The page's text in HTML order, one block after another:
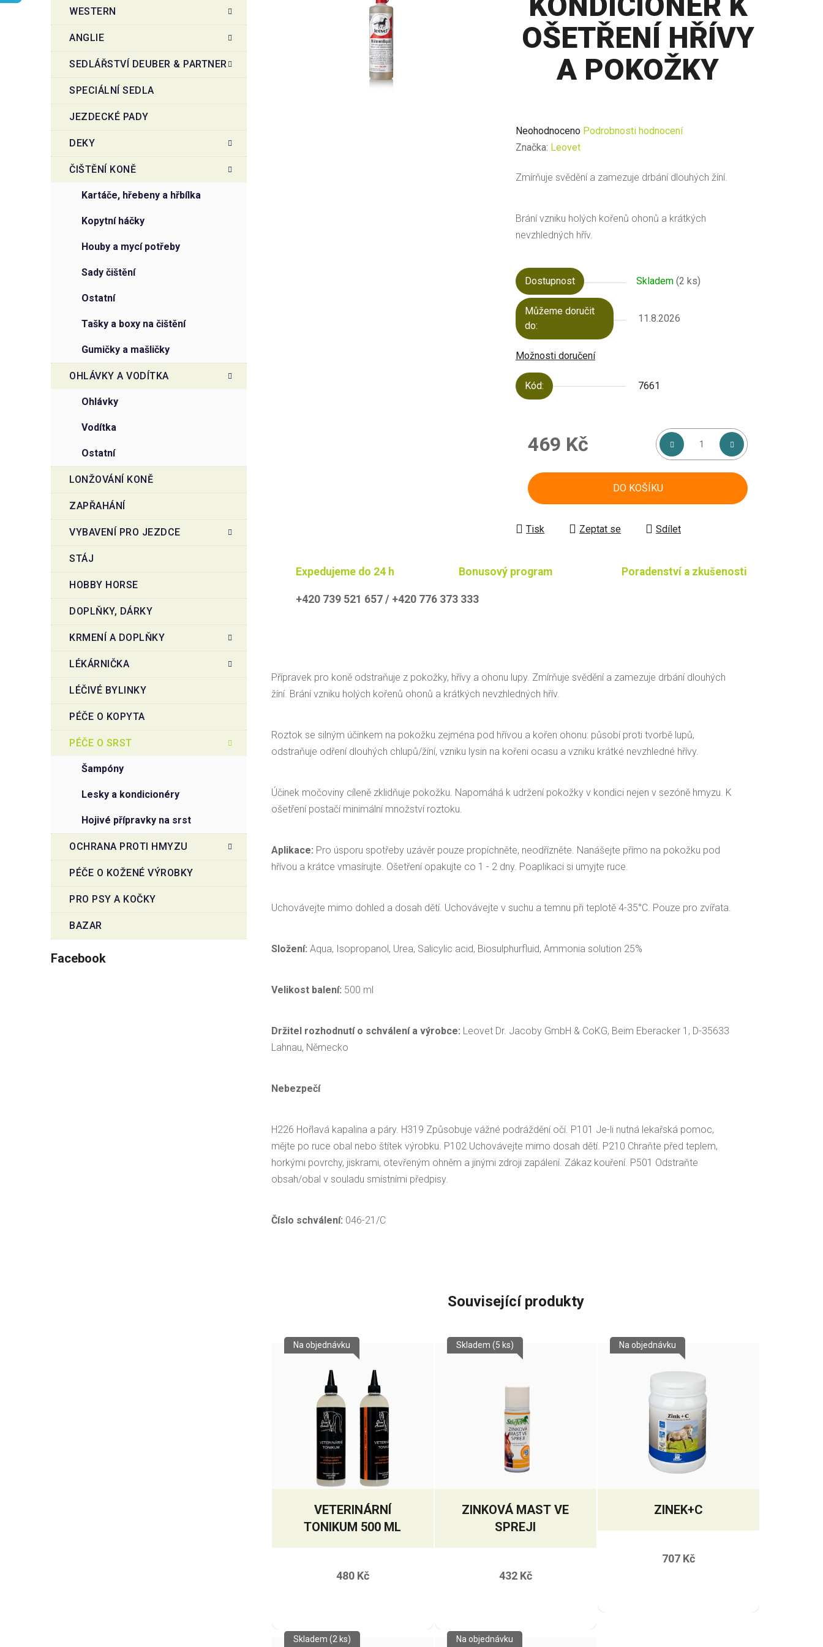
n
í
n
l
WESTERN
ANGLIE
SEDLÁŘSTVÍ DEUBER & PARTNER
SPECIÁLNÍ SEDLA
JEZDECKÉ PADY
DEKY
ČIŠTĚNÍ KONĚ
kartáče, hřebeny a hřbílka
kopytní háčky
houby a mycí potřeby
sady čištění
ostatní
tašky a boxy na čištění
gumičky a mašličky
OHLÁVKY A VODÍTKA
ohlávky
vodítka
ostatní
LONŽOVÁNÍ KONĚ
ZAPŘAHÁNÍ
VYBAVENÍ PRO JEZDCE
STÁJ
HOBBY HORSE
DOPLŇKY, DÁRKY
KRMENÍ A DOPLŇKY
LÉKÁRNIČKA
LÉČIVÉ BYLINKY
PÉČE O KOPYTA
PÉČE O SRST
šampóny
lesky a kondicionéry
hojivé přípravky na srst
OCHRANA PROTI HMYZU
PÉČE O KOŽENÉ VÝROBKY
PRO PSY A KOČKY
BAZAR
Facebook
OŠETŘENÍ HŘÍVY
A POKOŽKY
Průměrné
hodnocení
je
z
Neohodnoceno Podrobnosti hodnocení
Značka: Leovet
Zmírňuje svědění a zamezuje drbání dlouhých žíní.
Brání vzniku holých kořenů ohonů a krátkých
nevzhledných hřív.
Dostupnost Skladem (2 ks)
Můžeme doručit
do:
11.8.2026
Možnosti doručení
Kód: 7661
469 Kč
DO KOŠÍKU
Tisk Zeptat se Sdílet
Expedujeme do 24 h Bonusový program Poradenství a zkušenosti
+420 739 521 657 / +420 776 373 333
Přípravek pro koně odstraňuje z pokožky, hřívy a ohonu lupy. Zmírňuje svědění a zamezuje drbání dlouhých
žíní. Brání vzniku holých kořenů ohonů a krátkých nevzhledných hřív.
Roztok se silným účinkem na pokožku zejména pod hřívou a kořen ohonu: působí proti tvorbě lupů,
odstraňuje odření dlouhých chlupů/žíní, vzniku lysin na kořeni ocasu a vzniku krátké nevzhledné hřívy.
Účinek močoviny cíleně zklidňuje pokožku. Napomáhá k udržení pokožky v kondici nejen v sezóně hmyzu. K
ošetření postačí minimální množství roztoku.
Aplikace: Pro úsporu spotřeby uzávěr pouze propíchněte, neodřízněte. Nanášejte přímo na pokožku pod
hřívou a krátce vmasírujte. Ošetření opakujte co 1 - 2 dny. Poaplikaci si umyjte ruce.
Uchovávejte mimo dohled a dosah dětí. Uchovávejte v suchu a temnu při teplotě 4-35°C. Pouze pro zvířata.
Složení: Aqua, Isopropanol, Urea, Salicylic acid, Biosulphurfluid, Ammonia solution 25%
Velikost balení: 500 ml
Držitel rozhodnutí o schválení a výrobce: Leovet Dr. Jacoby GmbH & CoKG, Beim Eberacker 1, D-35633
Lahnau, Německo
Nebezpečí
H226 Hořlavá kapalina a páry. H319 Způsobuje vážné podráždění očí. P101 Je-li nutná lekařská pomoc,
mějte po ruce obal nebo štítek výrobku. P102 Uchovávejte mimo dosah dětí. P210 Chraňte před teplem,
horkými povrchy, jiskrami, otevřeným ohněm a jinými zdroji zapálení. Zákaz kouření. P501 Odstraňte
obsah/obal v souladu smístními předpisy.
Číslo schválení: 046-21/C
Související produkty
VETERINÁRNÍ
TONIKUM 500 ML
Na objednávku
480 Kč
ZINKOVÁ MAST VE
SPREJI
Skladem (5 ks)
432 Kč
ZINEK+C
Na objednávku
707 Kč
Skladem (2 ks) Na objednávku